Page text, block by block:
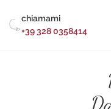
content
chiamami
+39 328 0358414